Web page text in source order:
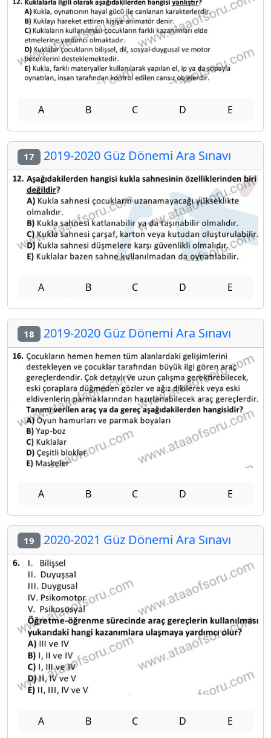
A B C D E
17 2019-2020 Güz Dönemi Ara Sınavı
A B C D E
18 2019-2020 Güz Dönemi Ara Sınavı
A B C D E
19 2020-2021 Güz Dönemi Ara Sınavı
A B C D E